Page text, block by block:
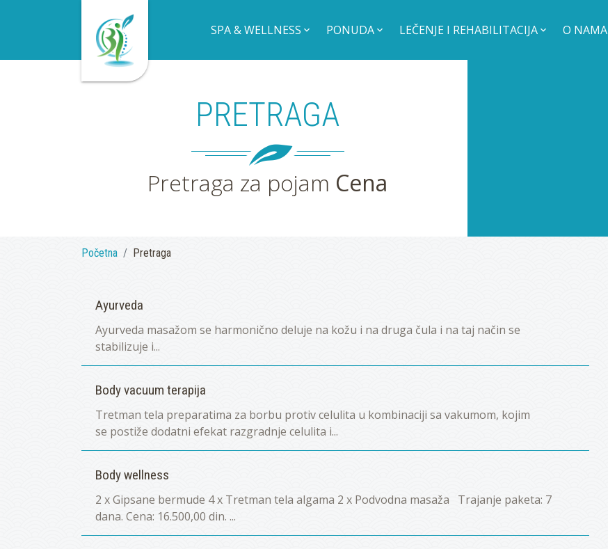
SPA & WELLNESS PONUDA LEČENJE I REHABILITACIJA O NAMA
PRETRAGA
Pretraga za pojam Cena
Početna Pretraga
Ayurveda
Ayurveda masažom se harmonično deluje na kožu i na druga čula i na taj način se
stabilizuje i...
Body vacuum terapija
Tretman tela preparatima za borbu protiv celulita u kombinaciji sa vakumom, kojim
se postiže dodatni efekat razgradnje celulita i...
Body wellness
2 x Gipsane bermude 4 x Tretman tela algama 2 x Podvodna masaža Trajanje paketa: 7
dana. Cena: 16.500,00 din. ...